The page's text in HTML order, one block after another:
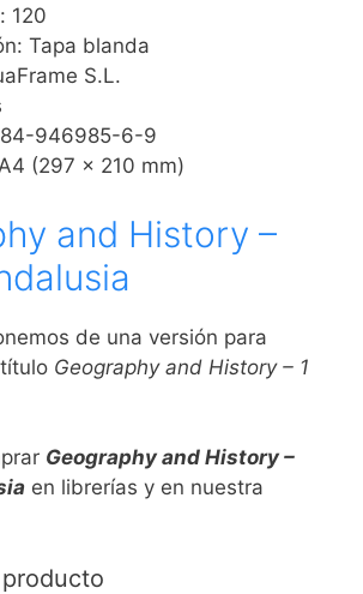
120
Tapa blanda
S.L.
946985-6-9
(297 x 210 mm)
and History –
de una versión para
Geography and History – 1
Geography and History –
en librerías y en nuestra